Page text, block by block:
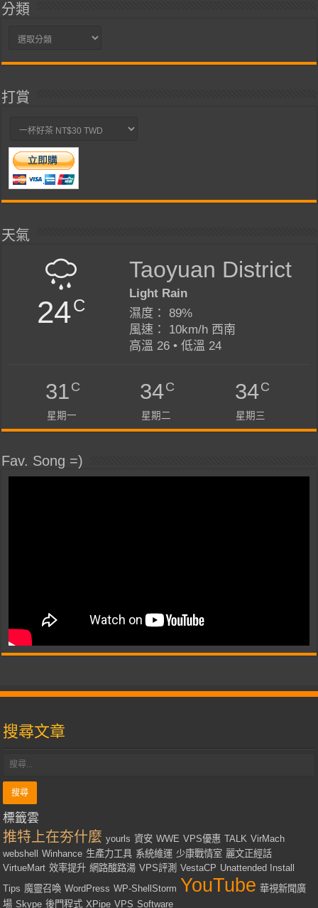
分類
分
打賞
天氣
24C
Taoyuan District
Light Rain
濕度： 89%
風速： 10km/h 西南
高溫 26 • 低溫 24
31C
星期一
34C
星期二
34C
星期三
Fav. Song =)
搜尋文章
標籤雲
推特上在夯什麼 yourls 資安 WWE VPS優惠 TALK VirMach
webshell
Winhance 生產力工具 系統維運 少康戰情室 麗文正經話
VirtueMart 效率提升 網路酸路湯 VPS評測 VestaCP Unattended Install
Tips 魔靈召喚 WordPress WP-ShellStorm YouTube 華視新聞廣
場 Skype 後門程式 XPipe VPS Software